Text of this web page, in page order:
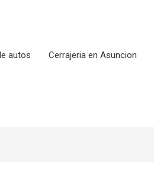
autos Cerrajeria en Asuncion